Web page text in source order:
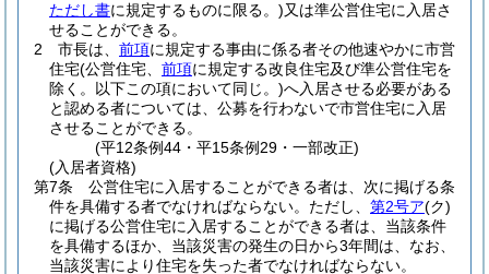
ただし書に規定するものに限る。)又は準公営住宅に入居さ
せることができる。
2
市長は、 前項に規定する事由に係る者その他速やかに市営
住宅(公営住宅、 前項に規定する改良住宅及び準公営住宅を
除く。以下この項において同じ。)へ入居させる必要がある
と認める者については、公募を行わないで市営住宅に入居
させることができる。
(平12条例44・平15条例29・一部改正)
(入居者資格)
第7条
公営住宅に入居することができる者は、次に掲げる条
件を具備する者でなければならない。 ただし、 第2号ア(ク)
に掲げる公営住宅に入居することができる者は、当該条件
を具備するほか、当該災害の発生の日から3年間は、なお、
当該災害により住宅を失った者でなければならない。